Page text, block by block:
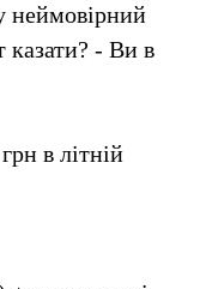
неймовірний
- Ви в
в літній